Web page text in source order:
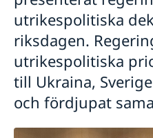
utrikespolitiska
riksdagen.
utrikespolitiska
till Ukraina,
och fördjupat